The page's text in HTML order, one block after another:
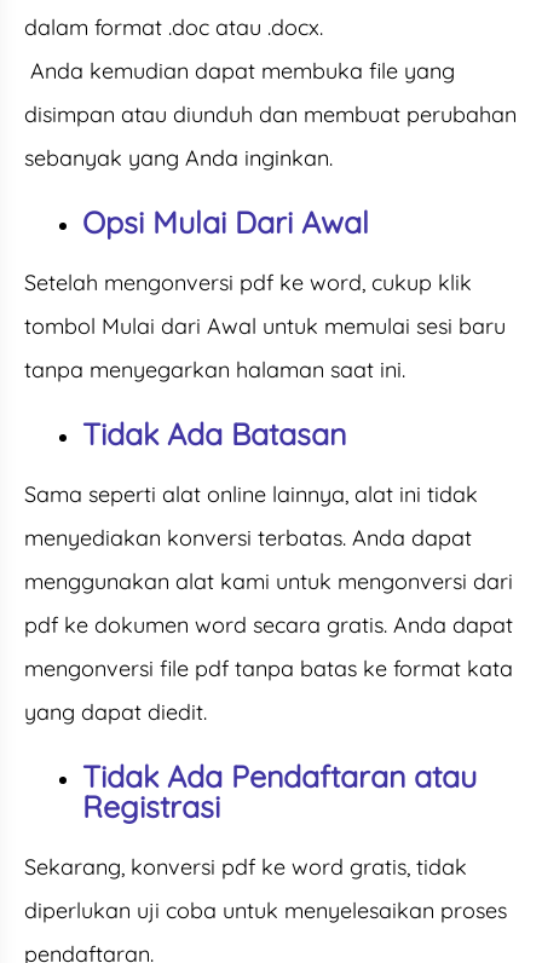
dalam format .doc atau .docx.
Anda kemudian dapat membuka file yang
disimpan atau diunduh dan membuat perubahan
sebanyak yang Anda inginkan.
Opsi Mulai Dari Awal
Setelah mengonversi pdf ke word, cukup klik
tombol Mulai dari Awal untuk memulai sesi baru
tanpa menyegarkan halaman saat ini.
Tidak Ada Batasan
Sama seperti alat online lainnya, alat ini tidak
menyediakan konversi terbatas. Anda dapat
menggunakan alat kami untuk mengonversi dari
pdf ke dokumen word secara gratis. Anda dapat
mengonversi file pdf tanpa batas ke format kata
yang dapat diedit.
Tidak Ada Pendaftaran atau
Registrasi
Sekarang, konversi pdf ke word gratis, tidak
diperlukan uji coba untuk menyelesaikan proses
pendaftaran.